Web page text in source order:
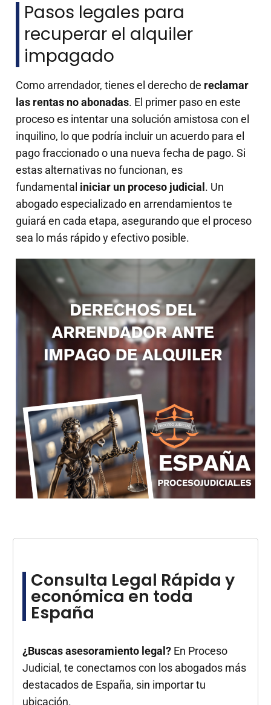
Pasos legales para
recuperar el alquiler
impagado
Como arrendador, tienes el derecho de reclamar
las rentas no abonadas. El primer paso en este
proceso es intentar una solución amistosa con el
inquilino, lo que podría incluir un acuerdo para el
pago fraccionado o una nueva fecha de pago. Si
estas alternativas no funcionan, es
fundamental iniciar un proceso judicial . Un
abogado especializado en arrendamientos te
guiará en cada etapa, asegurando que el proceso
sea lo más rápido y efectivo posible.
Consulta Legal Rápida y
económica en toda
España
¿Buscas asesoramiento legal? En Proceso
Judicial, te conectamos con los abogados más
destacados de España, sin importar tu
ubicación.